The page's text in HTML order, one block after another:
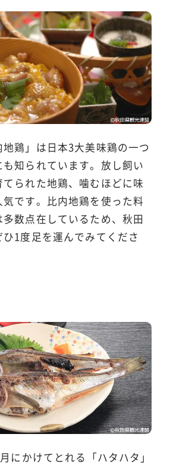
鶏」は日本3大美味鶏の一つ
も知られています。放し飼い
られた地鶏、噛むほどに味
です。比内地鶏を使った料
数点在しているため、秋田
1度足を運んでみてくださ
にかけてとれる「ハタハタ」